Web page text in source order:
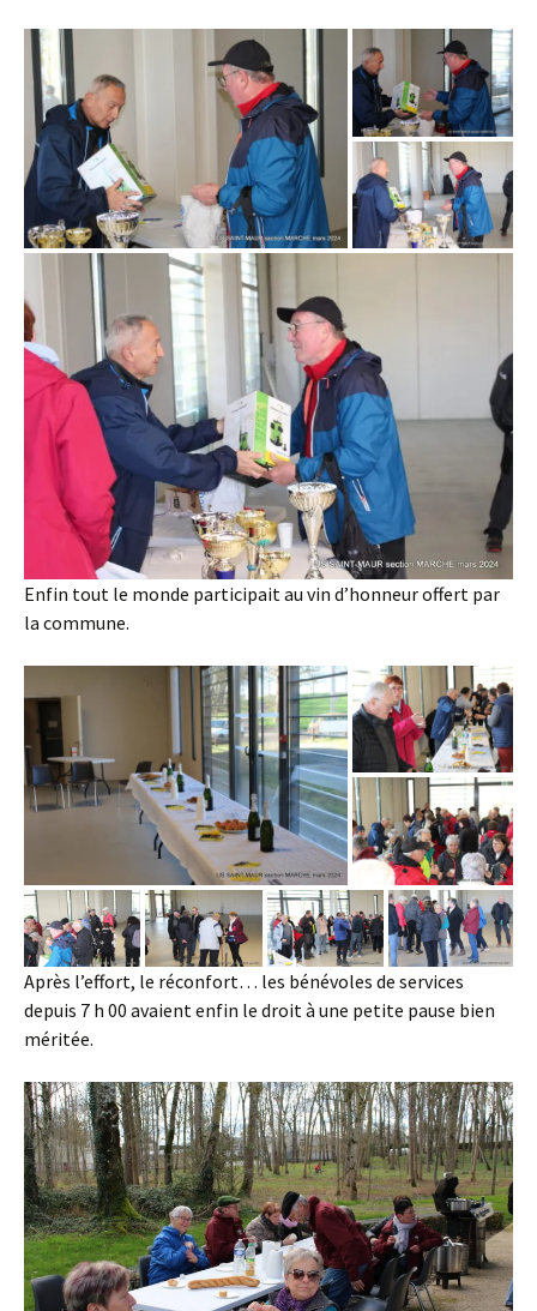
Enfin tout le monde participait au vin d’honneur offert par
la commune.
Après l’effort, le réconfort… les bénévoles de services
depuis 7 h 00 avaient enfin le droit à une petite pause bien
méritée.